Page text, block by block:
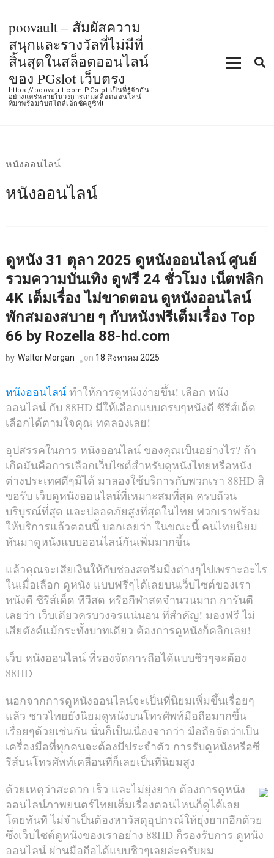
content
(Press
Enter)
poovault – สัมผัสความ
สนุกและรางวัลที่ไม่มีที่
สิ้นสุดในสล็อตออนไลน์
ของ PGslot เว็บตรง
https://poovault.com PGslot เป็นที่รู้จักกัน
อย่างแพร่หลายในวงการเกมสล็อตออนไลน์
ที่มาพร้อมกับสไตล์เอ็กซ์คลูซีฟ!
หนังออนไลน์
หนังออนไลน์
ดูหนัง 31 ตุลา 2025 ดูหนังออนไลน์ ศูนย์
รวมความบันเทิง ดูฟรี 24 ชั่วโมง เน็ตฟลิก
4K เต็มเรื่อง ไม่ขาดตอน ดูหนังออนไลน์
พักสมองสบาย ๆ กับหนังฟรีเต็มเรื่อง Top
66 by Rozella 88-hd.com
by Walter Morgan on 18 สิงหาคม 2025
หนังออนไลน์ทำให้การดูหนังง่ายขึ้น! เลือก หนัง
ออนไลน์ กับ 88HD มีให้เลือกแบบครบๆหนังดี ซีรีส์เด็ด
เลือกได้ตามใจคุณ ทดลองเลย!
อุปสรรคในการ หนังออนไลน์ ของคุณเป็นอย่างไร? ถ้า
เกิดมันคือการเลือกเว็บไซต์สำหรับดูหนังไทยหรือหนัง
ต่างประเทศดีๆมิได้ มาลองใช้บริการกับพวกเรา 88HD สิ
ขอรับ เว็บดูหนังออนไลน์ที่เหมาะสมที่สุด ครบถ้วน
บริบูรณ์ที่สุด และปลอดภัยสูงที่สุดในไทย พวกเราพร้อม
ให้บริการแล้วตอนนี้ บอกเลยว่า ในขณะนี้ คนไทยนิยม
หันมาดูหนังแบบออนไลน์กันเพิ่มมากขึ้น
แล้วคุณจะเสียเงินให้กับช่องสตรีมมิ่งต่างๆไปเพราะอะไร
ในเมื่อเลือก ดูหนัง แบบฟรีๆได้เลยบนเว็บไซต์ของเรา
หนังดี ซีรีส์เด็ด ทีวีสด หรือกีฬาสดจำนวนมาก การันตี
เลยว่า เว็บเดียวครบวงจรแน่นอน ที่สำคัญ! มองฟรี ไม่
เสียตังค์แม้กระทั้งบาทเดียว ต้องการดูหนังก็คลิกเลย!
เว็บ หนังออนไลน์ ที่รองจัดการถือได้แบบชิวๆจะต้อง
88HD
นอกจากการดูหนังออนไลน์จะเป็นที่นิยมเพิ่มขึ้นเรื่อยๆ
แล้ว ชาวไทยยังนิยมดูหนังบนโทรศัพท์มือถือมากขึ้น
เรื่อยๆด้วยเช่นกัน นั่นก็เป็นเนื่องจากว่า มือถือจัดว่าเป็น
เครื่องมือที่ทุกคนจะต้องมีประจำตัว การรับดูหนังหรือซี
รีส์บนโทรศัพท์เคลื่อนที่ก็เลยเป็นที่นิยมสูง
ด้วยเหตุว่าสะดวก เร็ว และไม่ยุ่งยาก ต้องการดูหนัง
ออนไลน์ภาพยนตร์ไทยเต็มเรื่องตอนไหนก็ดูได้เลย
โดยทันที ไม่จำเป็นต้องหาวัสดุอุปกรณ์ให้ยุ่งยากอีกด้วย
ซึ่งเว็บไซต์ดูหนังของเราอย่าง 88HD ก็รองรับการ ดูหนัง
ออนไลน์ ผ่านมือถือได้แบบชิวๆเลยล่ะครับผม